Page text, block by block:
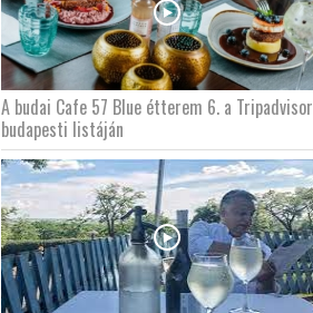
A budai Cafe 57 Blue étterem 6. a Tripadvisor
budapesti listáján